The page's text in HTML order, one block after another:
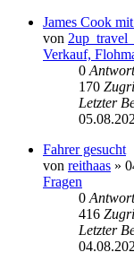
James Cook
von
Verkauf,
0
170
Letzter
Fahrer gesucht
von reithaas »
Fragen
0
416
Letzter